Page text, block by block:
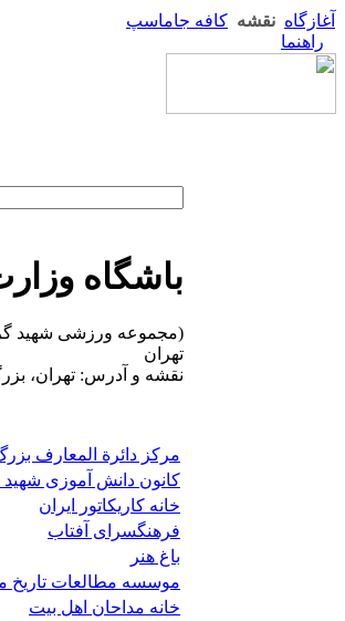
آغازگاه نقشه کافه جاماسپ
راهنما
باشگاه
(مجموعه ورزشی شهید
تهران
نقشه و آدرس: تهران،
مرکز دائرة المعارف
کانون دانش آموزی شهید
خانه کاریکاتور ایران
فرهنگسرای آفتاب
باغ هنر
موسسه مطالعات تاریخ
خانه مداحان اهل بیت